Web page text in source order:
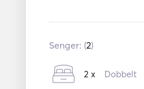
Senger: (2)
2 x Dobbelt